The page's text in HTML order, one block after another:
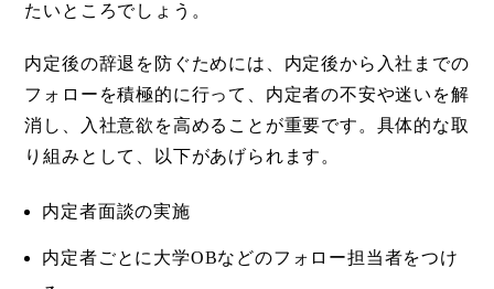
たいところでしょう。
内定後の辞退を防ぐためには、内定後から入社までの
フォローを積極的に行って、内定者の不安や迷いを解
消し、入社意欲を高めることが重要です。具体的な取
り組みとして、以下があげられます。
内定者面談の実施
内定者ごとに大学OBなどのフォロー担当者をつけ